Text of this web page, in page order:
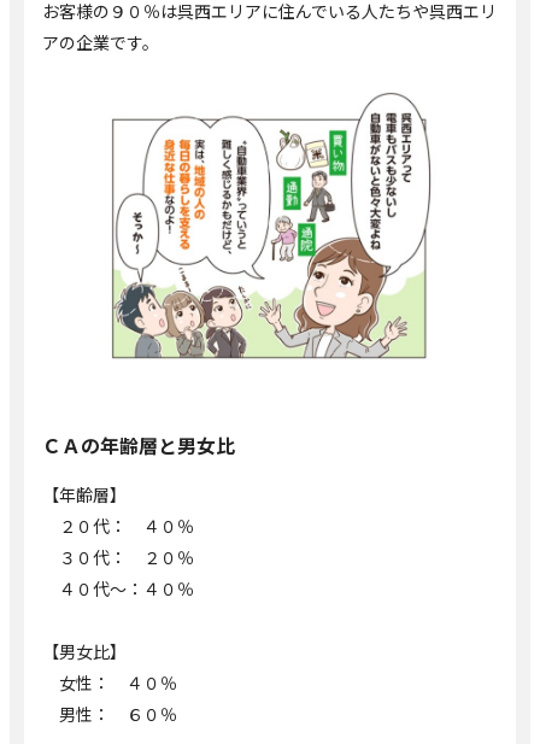
お客様の９０％は呉西エリアに住んでいる人たちや呉西エリ
アの企業です。
ＣＡの年齢層と男女比
【年齢層】
２０代： ４０％
３０代： ２０％
４０代～：４０％
【男女比】
女性： ４０％
男性： ６０％